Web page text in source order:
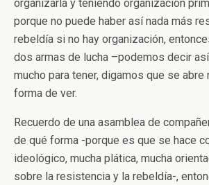
organizarla y teniendo organización
porque no puede haber así nada más
rebeldía si no hay organización,
dos armas de lucha –podemos decir
mucho para tener, digamos que se abre
forma de ver.
Recuerdo de una asamblea de
de qué forma -porque es que se hace
ideológico, mucha plática, mucha
sobre la resistencia y la rebeldía-,